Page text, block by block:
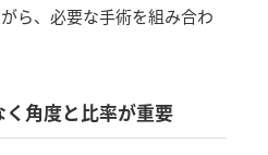
ら、必要な手術を組み合わ
角度と比率が重要